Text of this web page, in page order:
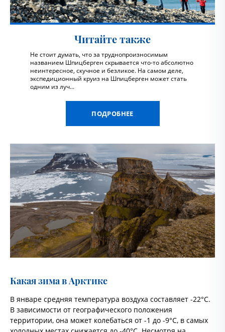
Читайте также
Не стоит думать, что за труднопроизносимым
названием Шпицберген скрывается что-то абсолютно
неинтересное, скучное и безликое. На самом деле,
экспедиционный круиз на Шпицберген может стать
одним из луч...
ПОДРОБНЕЕ
Какая зима в Арктике
В январе средняя температура воздуха составляет -22°C.
В зависимости от географического положения
территории, она может колебаться от -1 до -9°C, в самых